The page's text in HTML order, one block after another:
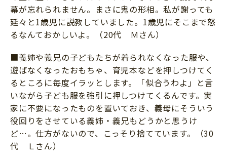
幕が忘れられません。まさに鬼の形相。私が謝っても
延々と1歳児に説教していました。1歳児にそこまで怒
るなんておかしいよ。（20代 Ｍさん）
■義姉や義兄の子どもたちが着られなくなった服や、
遊ばなくなったおもちゃ、育児本などを押しつけてく
るところに毎度イラッとします。「似合うわよ」と言
いながら子ども服を強引に押しつけてくるんです。実
家に不要になったものを置いておき、義母にそういう
役回りをさせている義姉・義兄もどうかと思うけ
ど…。仕方がないので、こっそり捨てています。（30
代 Ｌさん）